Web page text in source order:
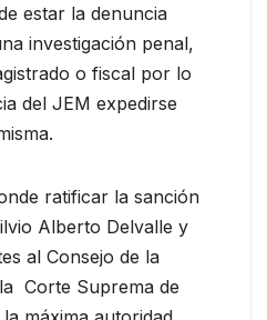
estar la denuncia
investigación penal,
o fiscal por lo
del JEM expedirse
ratificar la sanción
Alberto Delvalle y
al Consejo de la
Corte Suprema de